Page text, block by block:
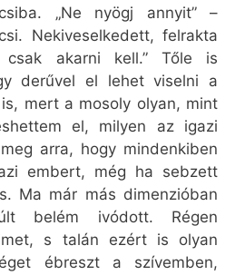
„Ne nyögj annyit” –
Nekiveselkedett, felrakta
csak akarni kell.” Tőle is
derűvel el lehet viselni a
mert a mosoly olyan, mint
el, milyen az igazi
arra, hogy mindenkiben
embert, még ha sebzett
Ma már más dimenzióban
belém ivódott. Régen
s talán ezért is olyan
ébreszt a szívemben,